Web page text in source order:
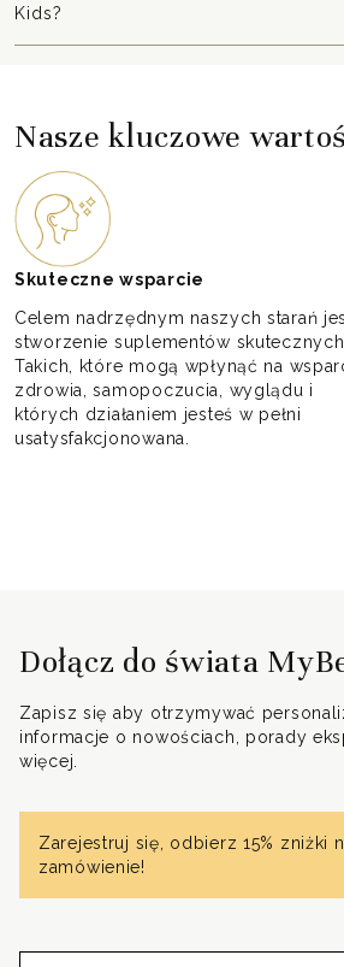
Kids?
Nasze kluczowe
Skuteczne wsparcie
Celem nadrzędnym naszych starań
stworzenie suplementów skutecznych.
Takich, które mogą wpłynąć na
zdrowia, samopoczucia, wyglądu i
których działaniem jesteś w pełni
usatysfakcjonowana.
Dołącz do świata
Zapisz się aby otrzymywać
informacje o nowościach, porady
więcej.
Zarejestruj się, odbierz 15% zniżki
zamówienie!